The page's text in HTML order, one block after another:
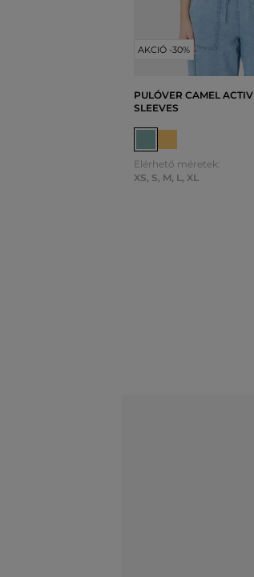
AKCIÓ -30%
PULÓVER CAMEL
SLEEVES
Elérhető méretek:
XS, S, M, L, XL